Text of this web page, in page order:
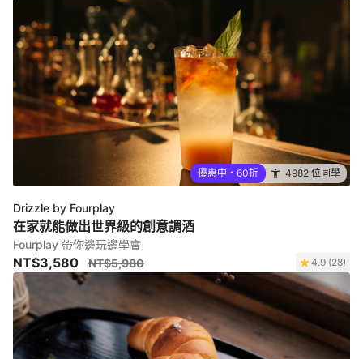
優惠中・60折 4982 位同學
Drizzle by Fourplay
在家就能做出世界級的創意調酒
Fourplay 帶你邊玩邊學會
NT$3,580 NT$5,980 4.9 (28)